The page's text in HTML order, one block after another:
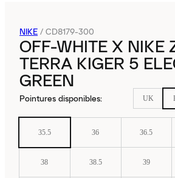
NIKE / CD8179-300
OFF-WHITE X NIKE
TERRA KIGER 5
GREEN
Pointures disponibles: UK
35.5 36 36.5
38 38.5 39